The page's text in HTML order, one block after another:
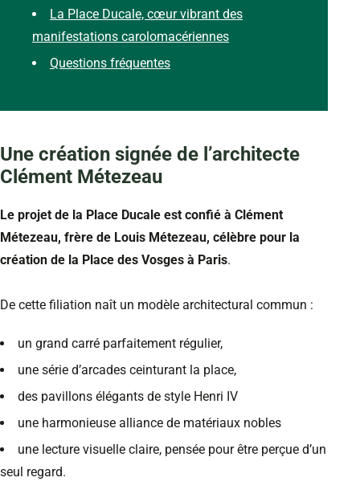
La Place Ducale, cœur vibrant des
manifestations carolomacériennes
Questions fréquentes
Une création signée de l’architecte
Clément Métezeau
Le projet de la Place Ducale est confié à Clément
Métezeau, frère de Louis Métezeau, célèbre pour la
création de la Place des Vosges à Paris.
De cette filiation naît un modèle architectural commun :
un grand carré parfaitement régulier,
une série d’arcades ceinturant la place,
des pavillons élégants de style Henri IV
une harmonieuse alliance de matériaux nobles
une lecture visuelle claire, pensée pour être perçue d’un
seul regard.